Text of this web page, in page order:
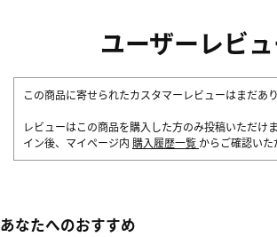
ユーザーレビ
この商品に寄せられたカスタマーレビューはまだあり
レビューはこの商品を購入した方のみ投稿いただけ
イン後、マイページ内 購入履歴一覧 からご確認いた
あなたへのおすすめ